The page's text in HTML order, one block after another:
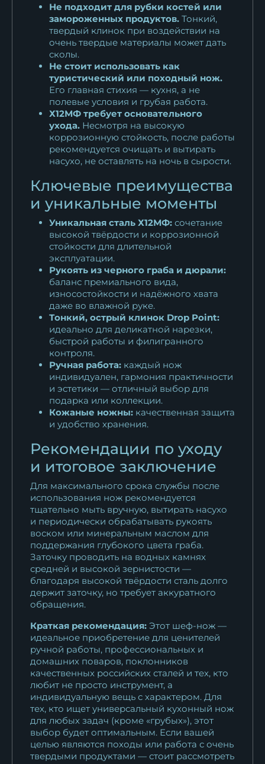
Не подходит для рубки костей или
замороженных продуктов. Тонкий,
твердый клинок при воздействии на
очень твердые материалы может дать
сколы.
Не стоит использовать как
туристический или походный нож.
Его главная стихия — кухня, а не
полевые условия и грубая работа.
Х12МФ требует основательного
ухода. Несмотря на высокую
коррозионную стойкость, после работы
рекомендуется очищать и вытирать
насухо, не оставлять на ночь в сырости.
Ключевые преимущества
и уникальные моменты
Уникальная сталь Х12МФ: сочетание
высокой твёрдости и коррозионной
стойкости для длительной
эксплуатации.
Рукоять из черного граба и дюрали:
баланс премиального вида,
износостойкости и надёжного хвата
даже во влажной руке.
Тонкий, острый клинок Drop Point:
идеально для деликатной нарезки,
быстрой работы и филигранного
контроля.
Ручная работа: каждый нож
индивидуален, гармония практичности
и эстетики — отличный выбор для
подарка или коллекции.
Кожаные ножны: качественная защита
и удобство хранения.
Рекомендации по уходу
и итоговое заключение
Для максимального срока службы после
использования нож рекомендуется
тщательно мыть вручную, вытирать насухо
и периодически обрабатывать рукоять
воском или минеральным маслом для
поддержания глубокого цвета граба.
Заточку проводить на водных камнях
средней и высокой зернистости —
благодаря высокой твёрдости сталь долго
держит заточку, но требует аккуратного
обращения.
Краткая рекомендация: Этот шеф-нож —
идеальное приобретение для ценителей
ручной работы, профессиональных и
домашних поваров, поклонников
качественных российских сталей и тех, кто
любит не просто инструмент, а
индивидуальную вещь с характером. Для
тех, кто ищет универсальный кухонный нож
для любых задач (кроме «грубых»), этот
выбор будет оптимальным. Если вашей
целью являются походы или работа с очень
твердыми продуктами — стоит рассмотреть